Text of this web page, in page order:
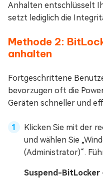
Anhalten entschlüsselt
setzt lediglich die
Methode 2:
anhalten
Fortgeschrittene
bevorzugen oft die
Geräten schneller und
Klicken Sie mit der
und wählen Sie
(Administrator)“.
Suspend-